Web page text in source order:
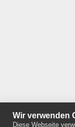
Wir verwenden
Diese Webseite